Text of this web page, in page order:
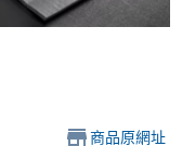
商品原網址